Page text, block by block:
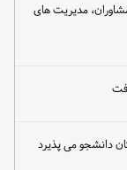
مدیریت های
دانشجو می پذیرد